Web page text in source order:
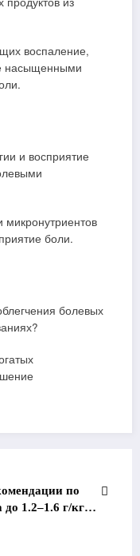
воспаление,
насыщенными
и восприятие
боли.
болевых
по
до 1.2–1.6 г/кг